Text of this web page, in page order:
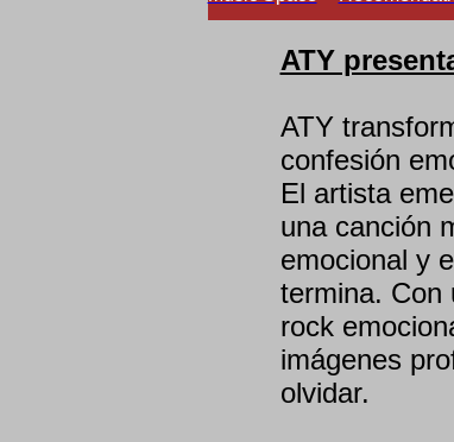
ATY
ATY
confesión
El artista
una canción
emocional y
termina. Con
rock
imágenes
olvidar.